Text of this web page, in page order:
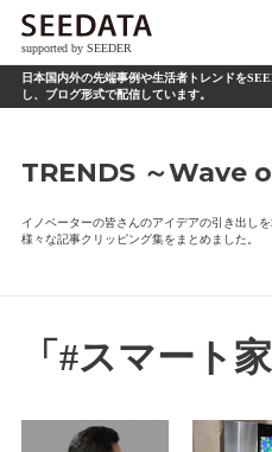
supported by SEEDER
日本国内外の先端事例や生活者トレンドを
し、ブログ形式で配信しています。
TRENDS ～Wave
イノベーターの皆さんのアイデアの引き出し
様々な記事クリッピング集をまとめました。
「#スマート